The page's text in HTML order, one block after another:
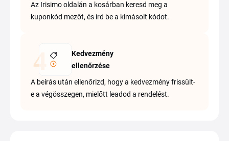
Az Irisimo oldalán a kosárban keresd meg a
kuponkód mezőt, és írd be a kimásolt kódot.
Kedvezmény
ellenőrzése
A beírás után ellenőrizd, hogy a kedvezmény frissült-
e a végösszegen, mielőtt leadod a rendelést.